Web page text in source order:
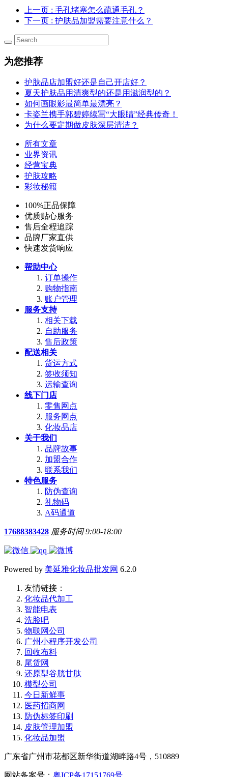
上一页 : 毛孔堵塞怎么疏通毛孔？
下一页 : 护肤品加盟需要注意什么？
为您推荐
护肤品店加盟好还是自己开店好？
夏天护肤品用清爽型的还是用滋润型的？
如何画眼影最简单最漂亮？
卡姿兰携手郭碧婷续写“大眼睛”经典传奇！
为什么要定期做皮肤深层清洁？
所有文章
业界资讯
经营宝典
护肤攻略
彩妆秘籍
100%正品保障
优质贴心服务
售后全程追踪
品牌厂家直供
快速发货响应
帮助中心
订单操作
购物指南
账户管理
服务支持
相关下载
自助服务
售后政策
配送相关
货运方式
签收须知
运输查询
线下门店
零售网点
服务网点
化妆品店
关于我们
品牌故事
加盟合作
联系我们
特色服务
防伪查询
礼物码
A码通道
17688383428 服务时间 9:00-18:00
Powered by 美延雅化妆品批发网 6.2.0
友情链接：
化妆品代加工
智能电表
洗脸吧
物联网公司
广州小程序开发公司
回收布料
尾货网
还原型谷胱甘肽
模型公司
今日新鲜事
医药招商网
防伪标签印刷
皮肤管理加盟
化妆品加盟
广东省广州市花都区新华街道湖畔路4号，510889